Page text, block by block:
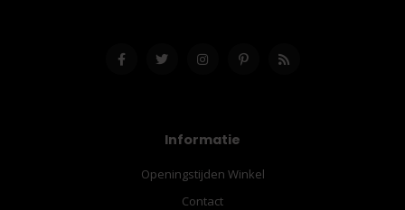
Informatie
Openingstijden Winkel
Contact